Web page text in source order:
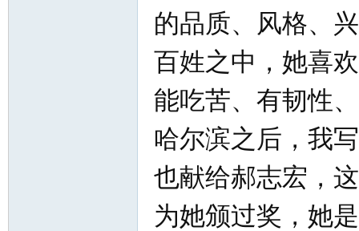
的品质、风格、
百姓之中，她喜
能吃苦、有韧性
哈尔滨之后，我
也献给郝志宏，
为她颁过奖，她